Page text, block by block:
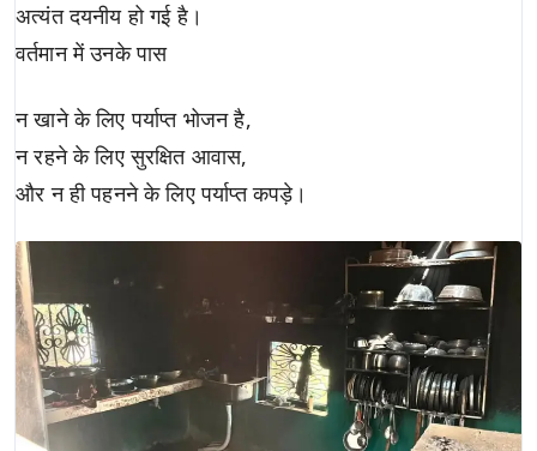
अत्यंत दयनीय हो गई है।
वर्तमान में उनके पास
न खाने के लिए पर्याप्त भोजन है,
न रहने के लिए सुरक्षित आवास,
और न ही पहनने के लिए पर्याप्त कपड़े।